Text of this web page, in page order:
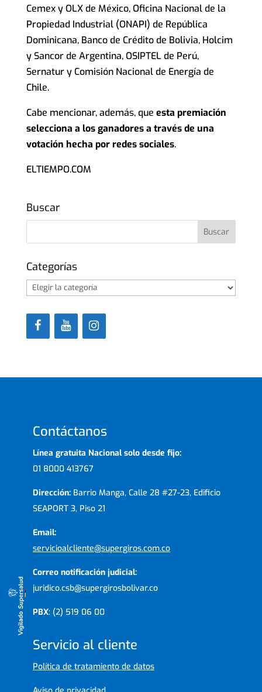
Cemex y OLX de México, Oficina Nacional de la
Propiedad Industrial (ONAPI) de República
Dominicana, Banco de Crédito de Bolivia, Holcim
y Sancor de Argentina, OSIPTEL de Perú, ​
Sernatur y Comisión Nacional de Energía de
Chile.
Cabe mencionar, además, que esta premiación
selecciona a los ganadores a través de una
votación hecha por redes sociales.
ELTIEMPO.COM
Buscar
Categorías
Categorías
Contáctanos
Línea gratuita Nacional solo desde fijo:
01 8000 413767
Dirección: Barrio Manga, Calle 28 #27-23, Edificio
SEAPORT 3, Piso 21
Email:
servicioalcliente@supergiros.com.co
Correo notificación judicial:
juridico.csb@supergirosbolivar.co
PBX: (2) 519 06 00
Servicio al cliente
Política de tratamiento de datos